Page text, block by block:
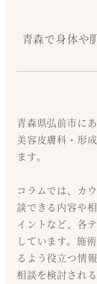
青森で身体や
青森県弘前市に
美容皮膚科・形
ます。
コラムでは、カ
談できる内容や
イントなど、各
しています。施
るよう役立つ情
相談を検討され